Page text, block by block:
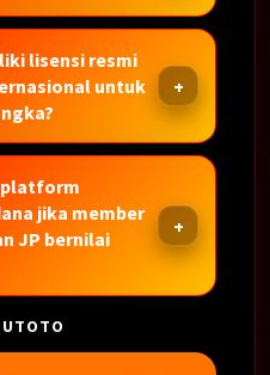
lisensi resmi
untuk
platform
jika member
JP bernilai